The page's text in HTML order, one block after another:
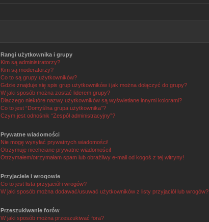
Rangi użytkownika i grupy
Kim są administratorzy?
Kim są moderatorzy?
Co to są grupy użytkowników?
Gdzie znajduje się spis grup użytkowników i jak można dołączyć do grupy?
W jaki sposób można zostać liderem grupy?
Dlaczego niektóre nazwy użytkowników są wyświetlane innymi kolorami?
Co to jest “Domyślna grupa użytkownika”?
Czym jest odnośnik “Zespół administracyjny”?
Prywatne wiadomości
Nie mogę wysyłać prywatnych wiadomości!
Otrzymuję niechciane prywatne wiadomości!
Otrzymałem/otrzymałam spam lub obraźliwy e-mail od kogoś z tej witryny!
Przyjaciele i wrogowie
Co to jest lista przyjaciół i wrogów?
W jaki sposób można dodawać/usuwać użytkowników z listy przyjaciół lub wrogów?
Przeszukiwanie forów
W jaki sposób można przeszukiwać fora?